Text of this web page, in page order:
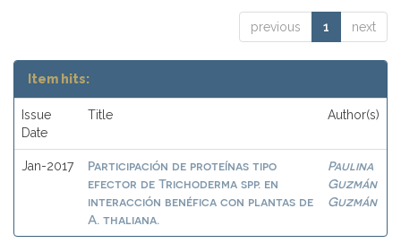
previous 1 next
Item hits:
Issue
Date
Title Author(s)
Jan-2017
Participación de proteínas tipo
efector de Trichoderma spp. en
interacción benéfica con plantas de
A. thaliana.
Paulina
Guzmán
Guzmán